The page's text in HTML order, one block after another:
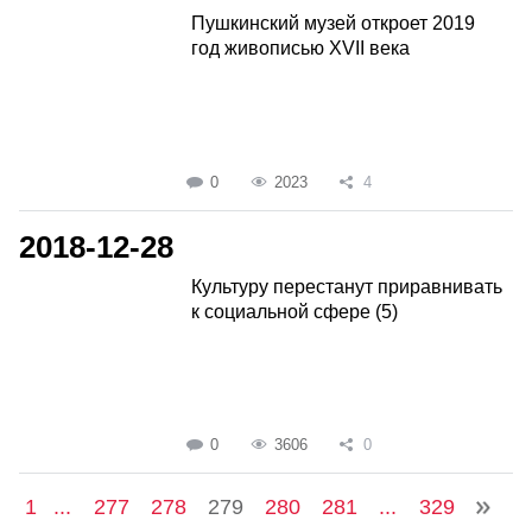
Пушкинский музей откроет 2019
год живописью XVII века
0 2023 4
2018-12-28
Культуру перестанут приравнивать
к социальной сфере (5)
0 3606 0
1 ... 277 278 279 280 281 ... 329